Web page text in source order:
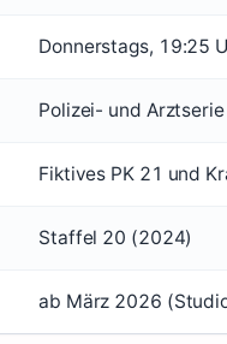
Donnerstags, 19:25
Polizei- und Arztserie
Fiktives PK 21 und
Staffel 20 (2024)
ab März 2026